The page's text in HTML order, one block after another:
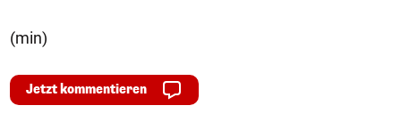
(min)
Jetzt kommentieren